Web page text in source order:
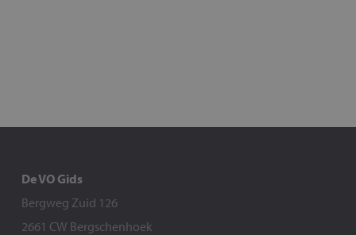
De VO Gids
Bergweg Zuid 126
2661 CW Bergschenhoek